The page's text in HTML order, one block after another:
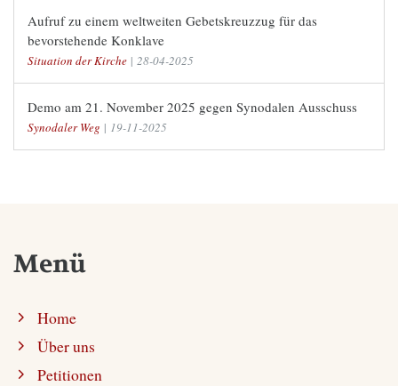
Aufruf zu einem weltweiten Gebetskreuzzug für das
bevorstehende Konklave
Situation der Kirche | 28-04-2025
Demo am 21. November 2025 gegen Synodalen Ausschuss
Synodaler Weg | 19-11-2025
Menü
Home
Über uns
Petitionen